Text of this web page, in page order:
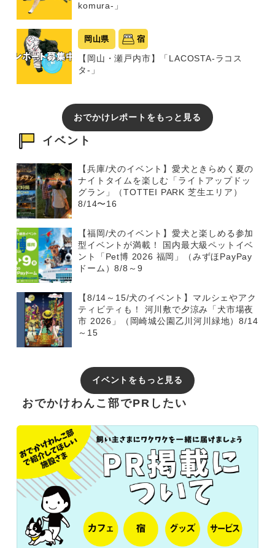
komura-」
岡山県 宿
【岡山・瀬戸内市】「LACOSTA-ラコス
タ-」
おでかけレポートをもっと見る
イベント
【兵庫/犬のイベント】愛犬ときらめく夏の
ナイトタイムを楽しむ「ライトアップドッ
グラン」（TOTTEI PARK 芝生エリア）
8/14〜16
【福岡/犬のイベント】愛犬と楽しめる参加
型イベントが満載！ 国内最大級ペットイベ
ント「Pet博 2026 福岡」（みずほPayPay
ドーム）8/8～9
【8/14～15/犬のイベント】マルシェやアク
ティビティも！ 河川敷で夕涼み「犬市場夜
市 2026」（岡崎城公園乙川河川緑地）8/14
～15
イベントをもっと見る
おでかけわんこ部でPRしたい